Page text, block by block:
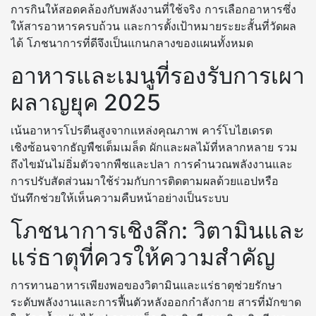
การกินให้สอดคล้องกับพลังงานที่ใช้จริง การเลือกอาหารซึ่ง
ให้สารอาหารครบถ้วน และการตั้งเป้าหมายระยะสั้นที่วัดผล
ได้ โภชนาการที่ดีจึงเป็นแกนกลางของแผนทั้งหมด
อาหารและเมนูที่รองรับการเผา
ผลาญยุค 2025
เน้นอาหารโปรตีนสูงจากแหล่งคุณภาพ คาร์โบไฮเดรต
เชิงซ้อนจากธัญพืชเต็มเมล็ด ผักและผลไม้ที่หลากหลาย รวม
ถึงไขมันไม่อิ่มตัวจากพืชและปลา การคำนวณพลังงานและ
การปรับสัดส่วนมาใช้ร่วมกับการติดตามผลด้วยแอปหรือ
บันทึกช่วยให้เห็นความคืบหน้าอย่างเป็นระบบ
โภชนาการเชิงลึก: วิตามินและ
แร่ธาตุที่ควรให้ความสำคัญ
การทานอาหารเพียงพอของวิตามินและแร่ธาตุช่วยรักษา
ระดับพลังงานและการฟื้นตัวหลังออกกำลังกาย สารที่มักขาด